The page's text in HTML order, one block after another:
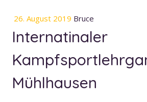
26. August 2019 Bruce
Internatinaler
Mühlhausen